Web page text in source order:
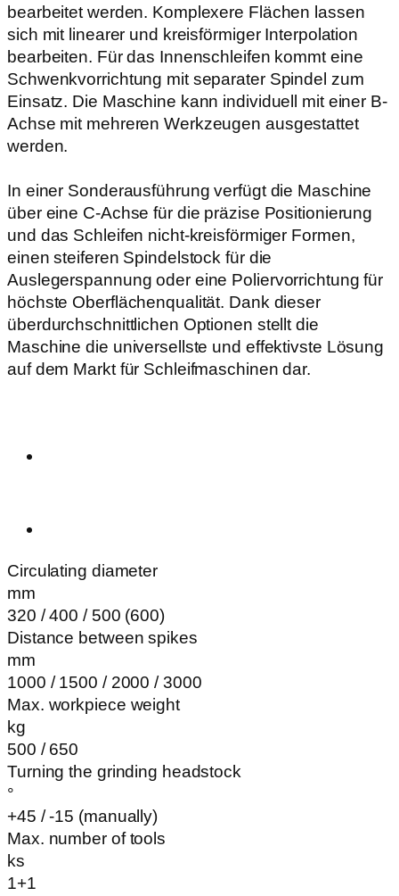
bearbeitet werden. Komplexere Flächen lassen
sich mit linearer und kreisförmiger Interpolation
bearbeiten. Für das Innenschleifen kommt eine
Schwenkvorrichtung mit separater Spindel zum
Einsatz. Die Maschine kann individuell mit einer B-
Achse mit mehreren Werkzeugen ausgestattet
werden.
In einer Sonderausführung verfügt die Maschine
über eine C-Achse für die präzise Positionierung
und das Schleifen nicht-kreisförmiger Formen,
einen steiferen Spindelstock für die
Auslegerspannung oder eine Poliervorrichtung für
höchste Oberflächenqualität. Dank dieser
überdurchschnittlichen Optionen stellt die
Maschine die universellste und effektivste Lösung
auf dem Markt für Schleifmaschinen dar.
Circulating diameter
mm
320 / 400 / 500 (600)
Distance between spikes
mm
1000 / 1500 / 2000 / 3000
Max. workpiece weight
kg
500 / 650
Turning the grinding headstock
°
+45 / -15 (manually)
Max. number of tools
ks
1+1